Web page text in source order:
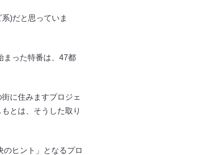
)だと思っていま
まった特番は、47都
に住みますプロジェ
とは、そうした取り
ヒント」となるプロ